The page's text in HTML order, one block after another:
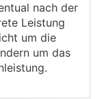
nach der
Leistung
um die
um das